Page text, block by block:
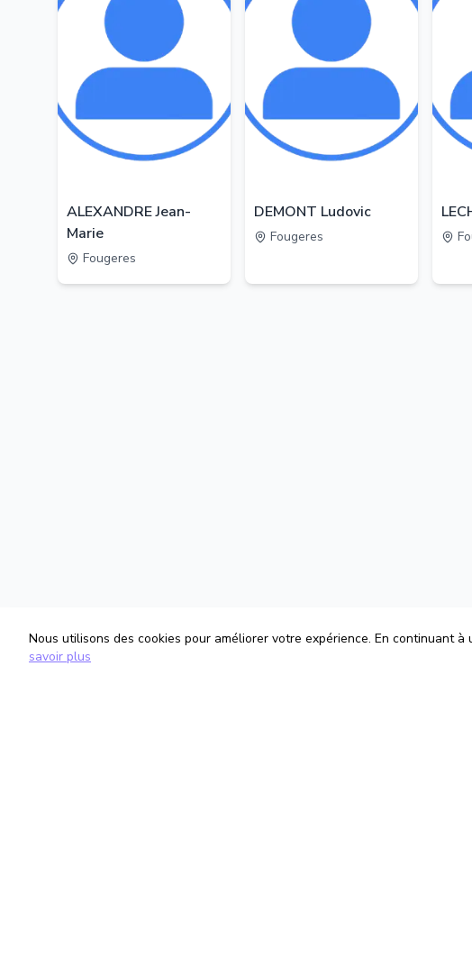
ALEXANDRE Jean-
Marie
Fougeres
DEMONT Ludovic
Fougeres
Nous utilisons des cookies pour améliorer votre expérience. En continuant
savoir plus